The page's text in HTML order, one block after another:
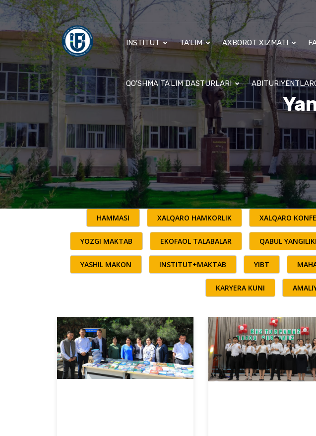
INSTITUT TA'LIM AXBOROT XIZMATI
QO'SHMA TA'LIM DASTURLARI
HAMMASI XALQARO HAMKORLIK XALQARO
YOZGI MAKTAB EKOFAOL TALABALAR QABUL
YASHIL MAKON INSTITUT+MAKTAB YIBT
KARYERA KUNI